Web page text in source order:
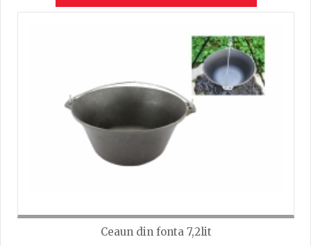
Ceaun din fonta 7,2lit